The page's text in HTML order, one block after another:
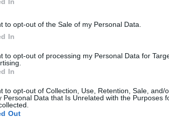
to opt-out of the Sale of my Personal Data.
In
to opt-out of processing my Personal Data for
In
to opt-out of Collection, Use, Retention, Sale, and/
Personal Data that Is Unrelated with the Purposes
Out
άλλες παρόμοιες, όπως το πιστωτικό της ΔΕΗ
είτε να αγοράσεις ανταλλακτικά και
ΑΒΙΝ.
με βάση αυτά που γνωρίζουμε,
επιταγή, σε αντίθεση με την περίπτωση της
εδώ, ενώ ακολουθούν αναλυτικά και από κάτω.